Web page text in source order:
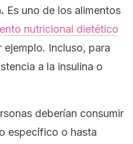
Es uno de los alimentos
nutricional dietético
ejemplo. Incluso, para
a la insulina o
deberían consumir
específico o hasta